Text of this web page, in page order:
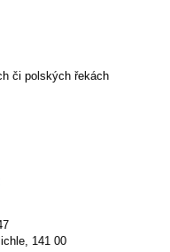
či polských řekách
141 00